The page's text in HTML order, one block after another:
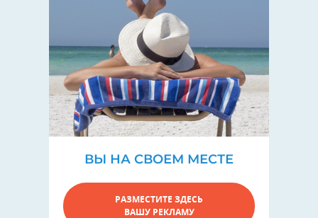
ВЫ НА СВОЕМ МЕСТЕ
РАЗМЕСТИТЕ ЗДЕСЬ
ВАШУ РЕКЛАМУ